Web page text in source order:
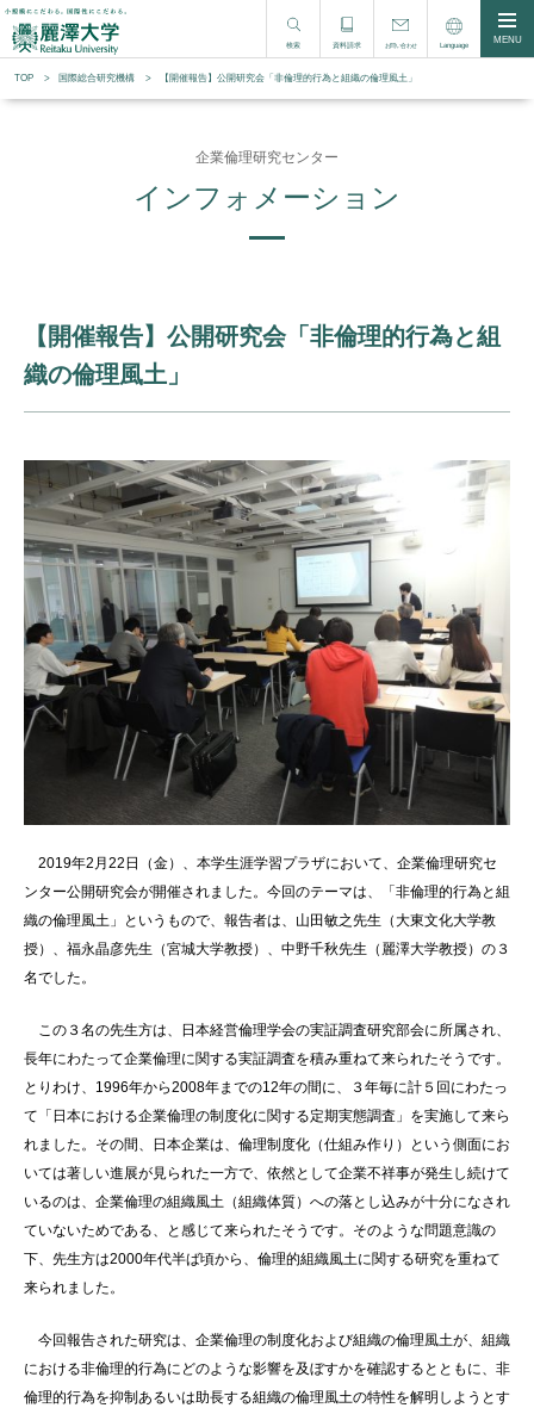
検索 資料請求 お問い合わせ Language MENU
TOP 国際総合研究機構 【開催報告】公開研究会「非倫理的行為と組織の倫理風土」
企業倫理研究センター
インフォメーション
【開催報告】公開研究会「非倫理的行為と組
織の倫理風土」
2019年2月22日（金）、本学生涯学習プラザにおいて、企業倫理研究セ
ンター公開研究会が開催されました。今回のテーマは、「非倫理的行為と組
織の倫理風土」というもので、報告者は、山田敏之先生（大東文化大学教
授）、福永晶彦先生（宮城大学教授）、中野千秋先生（麗澤大学教授）の３
名でした。
この３名の先生方は、日本経営倫理学会の実証調査研究部会に所属され、
長年にわたって企業倫理に関する実証調査を積み重ねて来られたそうです。
とりわけ、1996年から2008年までの12年の間に、３年毎に計５回にわたっ
て「日本における企業倫理の制度化に関する定期実態調査」を実施して来ら
れました。その間、日本企業は、倫理制度化（仕組み作り）という側面にお
いては著しい進展が見られた一方で、依然として企業不祥事が発生し続けて
いるのは、企業倫理の組織風土（組織体質）への落とし込みが十分になされ
ていないためである、と感じて来られたそうです。そのような問題意識の
下、先生方は2000年代半ば頃から、倫理的組織風土に関する研究を重ねて
来られました。
今回報告された研究は、企業倫理の制度化および組織の倫理風土が、組織
における非倫理的行為にどのような影響を及ぼすかを確認するとともに、非
倫理的行為を抑制あるいは助長する組織の倫理風土の特性を解明しようとす